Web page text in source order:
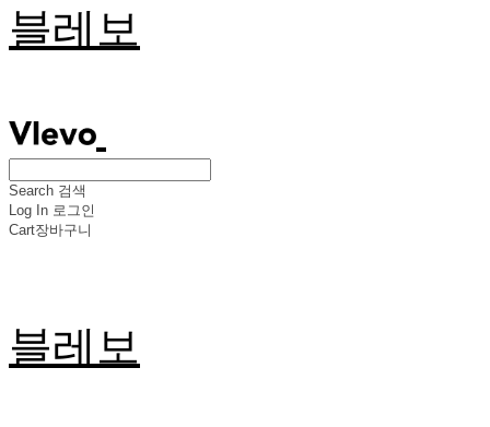
블레보
Search 검색
Log In 로그인
Cart장바구니
블레보